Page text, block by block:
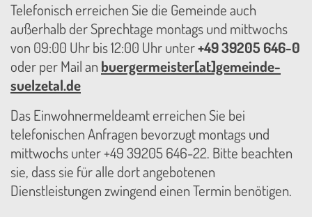
Telefonisch erreichen Sie die Gemeinde auch
außerhalb der Sprechtage montags und mittwochs
von 09:00 Uhr bis 12:00 Uhr unter+49 39205 646-0
oder per Mail an buergermeister[at]gemeinde-
suelzetal.de
Das Einwohnermeldeamt erreichen Sie bei
telefonischen Anfragen bevorzugt montags und
mittwochs unter +49 39205 646-22. Bitte beachten
sie, dass sie für alle dort angebotenen
Dienstleistungen zwingend einen Termin benötigen.